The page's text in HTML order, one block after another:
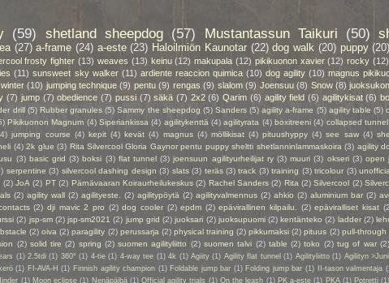
(59) shetland sheepdog (57) Mustantassun Taikuri (50)
(27) a-frame (24) a-este (23) Haloilmiön Kaunotar (22) dog walk (20) puppy (20)
frosty fighter (13) weaves (13) keinu (12) makupala (12) pikikuonon xavier (12) rocky (12)
(11) sunsweet sky walker (11) ardiente reaccion quimica (10) dog agility (10) magnus
winter (10) jumping technique (9) pentu (9) rengas (9) slalom (9) Joensuu (8) Snow (8)
(7) jump (7) obedience (7) pussi (7) säkä (7) 2x2 (6) Qarim (6) agility field (6) agilitykisat (6)
drill (5) Rubber granules (5) Sammy the sheepdog (5) Sanders (5) agility a-frame (5) agility table (5)
Pikikuonon Magnum (4) Siperiankissa (4) agilitykenttä (4) agilityrata (4) boxitreeni (4) collapsed tunnel
jumping course (4) kepit (4) kevät (4) magnus (4) möllikisat (4) pituushyppy (4) see saw (4)
(4) 2k glue (3) Rita Silvercool Gloria Gaynor pentu puppy sheltti shetlanninlammaskoira (3) agility
(3) basic grid (3) boksi (3) flat tunnel (3) joensuun agilityurheilijat ry (3) muuri (3) okseri (3) open
serpentine (3) silvercool dashing design (3) slats (3) teräs (3) track (3) training (3) tricolour (3)
(2) JoA (2) PT (2) Pärnävaaran Koiraurheilukeskus (2) Rachel Sanders (2) Rita (2) Silvercool (2)
(2) agility wall (2) agilityeste. (2) agilitypöytä (2) agilityvalmennus (2) ahkio (2) aluminium bar (2)
(2) dji mavic 2 pro (2) dog cooler (2) epdm (2) epävirallinen kilpailu. (2) epäviralliset kisat
(2) jsp-sm (2) jsp-sm2021 (2) jump grid (2) juoksari (2) juoksupuomi (2) kentänteko (2) ladder (2)
(2) oiva (2) paragility (2) perussarja (2) physical training (2) pikkumaksi (2) pituus (2) pull-through
(2) solid tire (2) spring (2) suomen agilityliitto (2) suomen talvi (2) table (2) toko (2) tug of war (2)
(1) 2.5tdi (1) 360° (1) 4-tie (1) 4-way tee (1) 4k (1) Agiity (1) Agility flat tunnel (1) Agilityliitto (1) Agilityn
(1) FI-AVA-H (1) Finnish agility champion (1) Foldable jump bar (1) Folding jump bar (1) II-tason valmentaja
(1) Moon eclipse (1) Nenäpäibä (1) Official agility trials (1) On the leash (1) PK a-este (1) PKA (1) Potretti (1)